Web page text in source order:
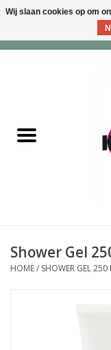
Wonen & Lifestyle
Shower Gel
HOME/ SHOWER GEL
Wij slaan cookies op om